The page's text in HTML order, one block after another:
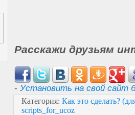
Расскажи друзьям
- Установить на свой сайт
Категория: Как это сделать?
scripts_for_ucoz